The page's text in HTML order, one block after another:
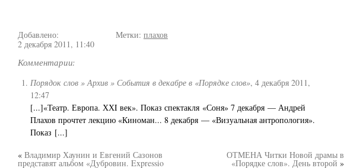
Добавлено:
2 декабря 2011, 11:40
Метки: плахов
Комментарии:
Порядок слов » Архив » События в декабре в «Порядке слов»,4 декабря 2011,
12:47
[...]«Театр. Европа. ХХI век». Показ спектакля «Соня» 7 декабря — Андрей
Плахов прочтет лекцию «Киноман... 8 декабря — «Визуальная антропология».
Показ [...]
« Владимир Хаунин и Евгений Сазонов
представят альбом «Дубровин. Expressio
ОТМЕНА Читки Новой драмы в
«Порядке слов». День второй »